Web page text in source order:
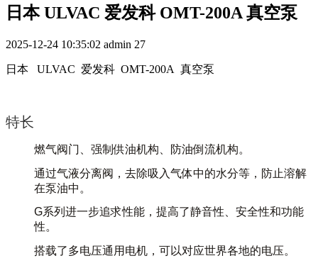
日本 ULVAC 爱发科 OMT-200A 真空泵
2025-12-24 10:35:02 admin 27
日本 ULVAC 爱发科 OMT-200A 真空泵
特长
燃气阀门、强制供油机构、防油倒流机构。
通过气液分离阀，去除吸入气体中的水分等，防止溶解
在泵油中。
G系列进一步追求性能，提高了静音性、安全性和功能
性。
搭载了多电压通用电机，可以对应世界各地的电压。